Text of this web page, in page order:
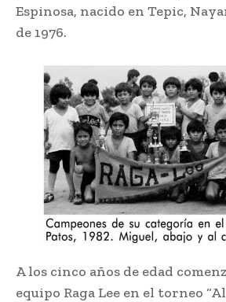
Espinosa, nacido en Tepic,
de 1976.
A los cinco años de edad
equipo Raga Lee en el torneo